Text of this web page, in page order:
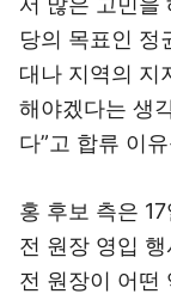
당의 목표인 정
대나 지역의 지
해야겠다는 생
다”고 합류 이
홍 후보 측은
전 원장 영입
전 원장이 어떤